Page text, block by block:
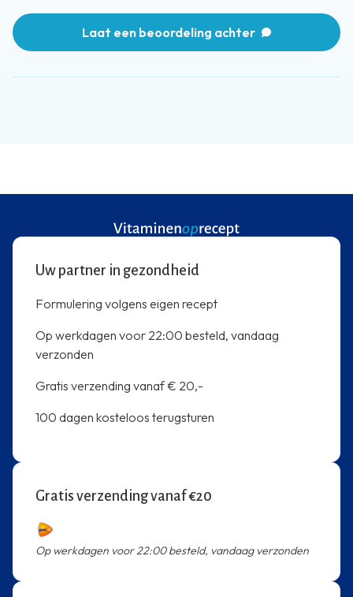
Laat een beoordeling achter
Uw partner in gezondheid
Formulering volgens eigen recept
Op werkdagen voor 22:00 besteld, vandaag
verzonden
Gratis verzending vanaf € 20,-
100 dagen kosteloos terugsturen
Gratis verzending vanaf €20
Op werkdagen voor 22:00 besteld, vandaag verzonden